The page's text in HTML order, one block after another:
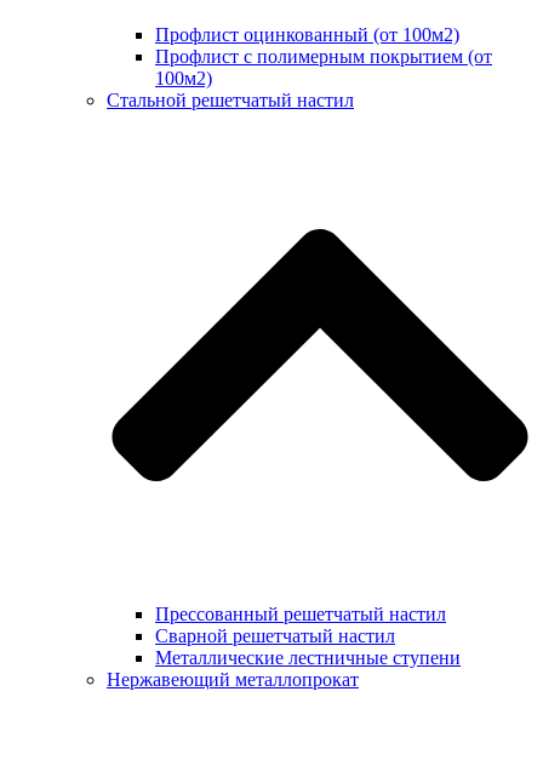
Профлист оцинкованный (от 100м2)
Профлист с полимерным покрытием (от
100м2)
Стальной решетчатый настил
Прессованный решетчатый настил
Сварной решетчатый настил
Металлические лестничные ступени
Нержавеющий металлопрокат